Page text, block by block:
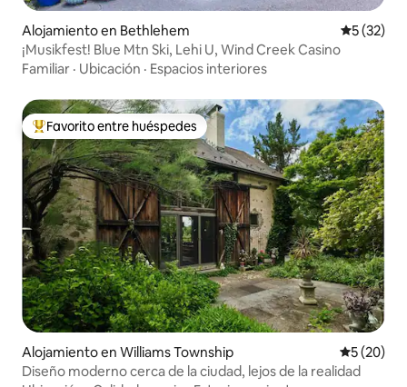
Alojamiento en Bethlehem
5 (32)
¡Musikfest! Blue Mtn Ski, Lehi U, Wind Creek Casino
Familiar · Ubicación · Espacios interiores
Favorito entre huéspedes preferido
Favorito entre huéspedes
Alojamiento en Williams Township
5 (20)
Diseño moderno cerca de la ciudad, lejos de la realidad